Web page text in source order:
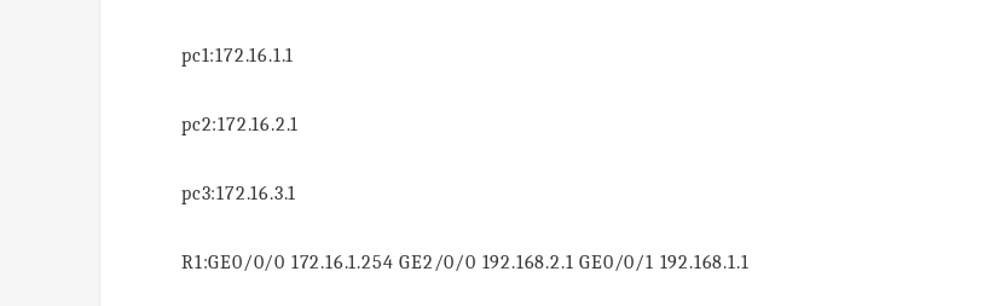
pc1:172.16.1.1
pc2:172.16.2.1
pc3:172.16.3.1
R1:GE0/0/0 172.16.1.254 GE2/0/0 192.168.2.1 GE0/0/1 192.168.1.1